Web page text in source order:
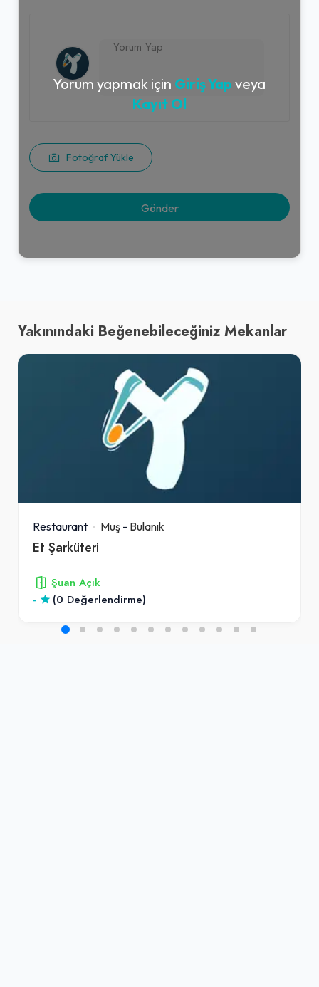
Fotoğraf Yükle
Yorum yapmak için Giriş Yap veya
Kayıt Ol
Yakınındaki Beğenebileceğiniz Mekanlar
Restaurant Muş - Bulanık
Et Şarküteri
Şuan Açık
-
(0 Değerlendirme)